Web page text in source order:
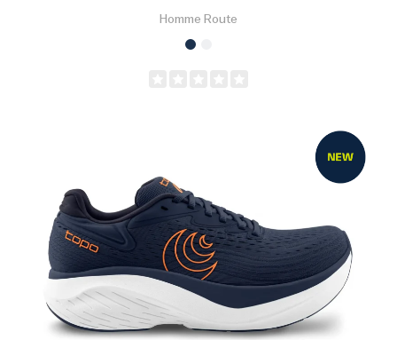
Homme Route